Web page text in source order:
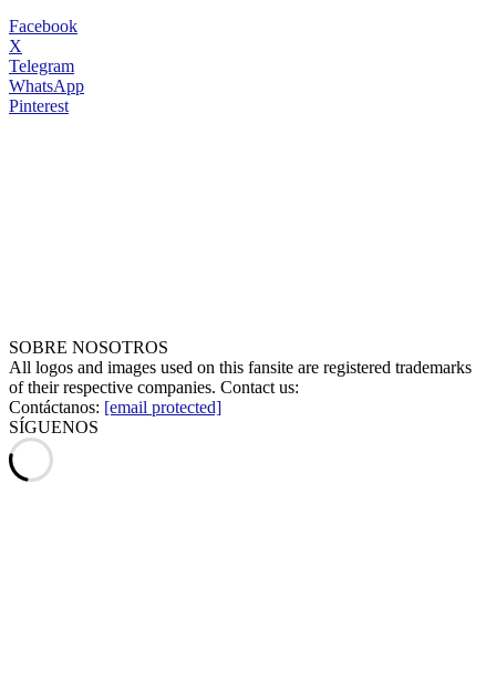
Facebook
X
Telegram
WhatsApp
Pinterest
SOBRE NOSOTROS
All logos and images used on this fansite are registered trademarks
of their respective companies. Contact us:
Contáctanos: [email protected]
SÍGUENOS